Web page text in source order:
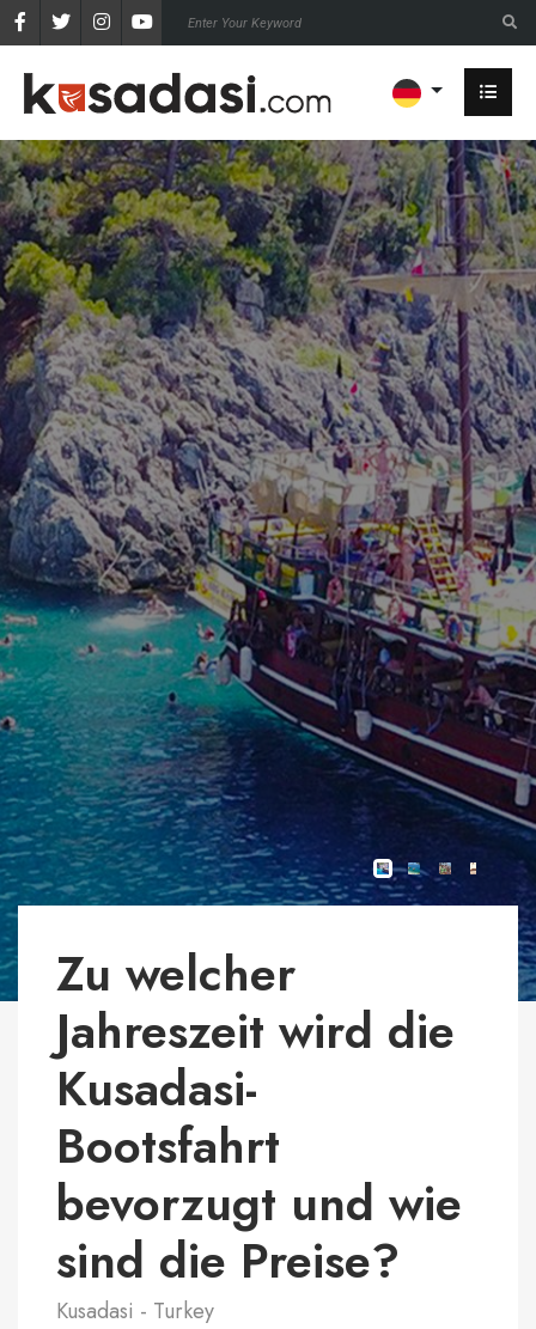
Zu welcher
Jahreszeit wird die
Kusadasi-
Bootsfahrt
bevorzugt und wie
sind die Preise?
Kusadasi - Turkey